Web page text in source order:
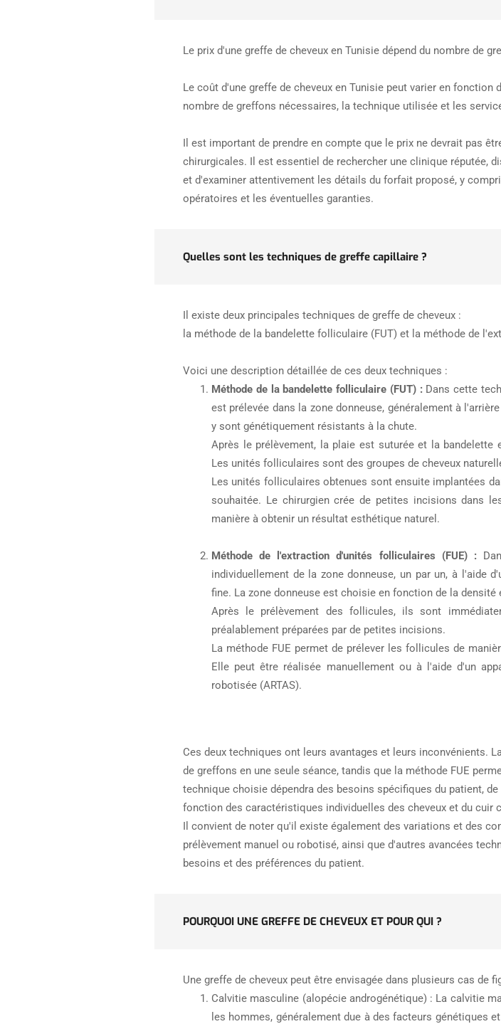
Le prix d'une greffe de cheveux en Tunisie dépend du nombre de
Le coût d'une greffe de cheveux en Tunisie peut varier en
nombre de greffons nécessaires, la technique utilisée et les
Il est important de prendre en compte que le prix ne devrait pas
chirurgicales. Il est essentiel de rechercher une clinique réputée,
et d'examiner attentivement les détails du forfait proposé, y
opératoires et les éventuelles garanties.
Quelles sont les techniques de greffe capillaire ?
Il existe deux principales techniques de greffe de cheveux :
la méthode de la bandelette folliculaire (FUT) et la méthode de
Voici une description détaillée de ces deux techniques :
Méthode de la bandelette folliculaire (FUT) :Dans cette
est prélevée dans la zone donneuse, généralement à
y sont génétiquement résistants à la chute.
Après le prélèvement, la plaie est suturée et la
Les unités folliculaires sont des groupes de cheveux
Les unités folliculaires obtenues sont ensuite implantées
souhaitée. Le chirurgien crée de petites incisions dans
manière à obtenir un résultat esthétique naturel.
Méthode de l'extraction d'unités folliculaires (FUE) :
individuellement de la zone donneuse, un par un, à l'aide
fine. La zone donneuse est choisie en fonction de la densité
Après le prélèvement des follicules, ils sont
préalablement préparées par de petites incisions.
La méthode FUE permet de prélever les follicules de
Elle peut être réalisée manuellement ou à l'aide d'un
robotisée (ARTAS).
Ces deux techniques ont leurs avantages et leurs inconvénients.
de greffons en une seule séance, tandis que la méthode FUE
technique choisie dépendra des besoins spécifiques du patient,
fonction des caractéristiques individuelles des cheveux et du cuir
Il convient de noter qu'il existe également des variations et des
prélèvement manuel ou robotisé, ainsi que d'autres avancées
besoins et des préférences du patient.
POURQUOI UNE GREFFE DE CHEVEUX ET POUR QUI ?
Une greffe de cheveux peut être envisagée dans plusieurs cas de
Calvitie masculine (alopécie androgénétique) : La calvitie
les hommes, généralement due à des facteurs génétiques